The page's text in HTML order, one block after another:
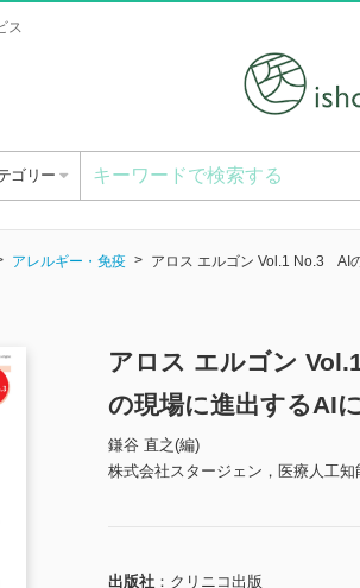
ス
ゴリー
アレルギー・免疫 アロス エルゴン Vol.1 No.3 AI
アロス エルゴン
の現場に進出するAI
鎌谷 直之(編)
株式会社スタージェン，医療人工知
出版社
クリニコ出版